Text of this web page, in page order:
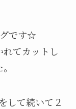
です☆
てカットし
して続いて２